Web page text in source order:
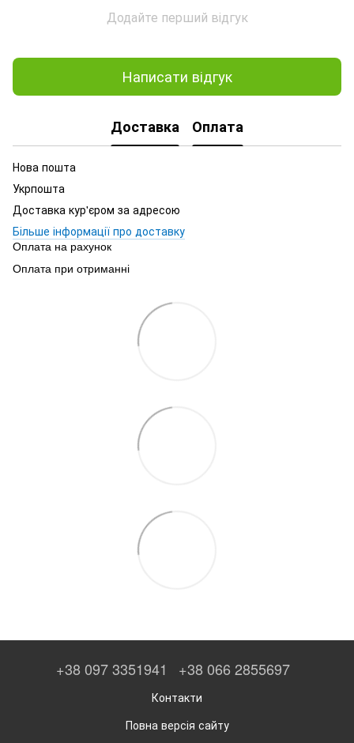
Додайте перший відгук
Написати відгук
Доставка Оплата
Нова пошта
Укрпошта
Доставка кур'єром за адресою
Більше інформації про доставку
Оплата на рахунок
Оплата при отриманні
+38 097 3351941 +38 066 2855697
Контакти
Повна версія сайту